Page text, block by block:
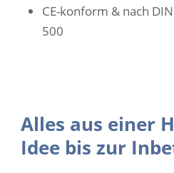
CE-konform & nach
500
Alles aus einer
Idee bis zur